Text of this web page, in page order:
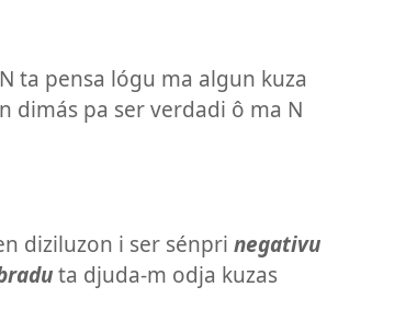
ta pensa lógu ma algun kuza
dimás pa ser verdadi ô ma N
diziluzon i ser sénpri negativu
ta djuda-m odja kuzas